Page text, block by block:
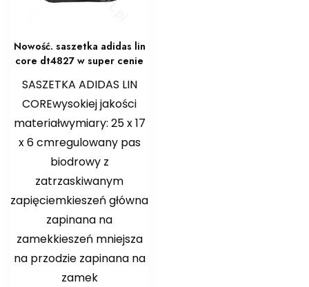
Nowość. saszetka adidas lin
core dt4827 w super cenie
SASZETKA ADIDAS LIN
COREwysokiej jakości
materiałwymiary: 25 x 17
x 6 cmregulowany pas
biodrowy z
zatrzaskiwanym
zapięciemkieszeń główna
zapinana na
zamekkieszeń mniejsza
na przodzie zapinana na
zamek